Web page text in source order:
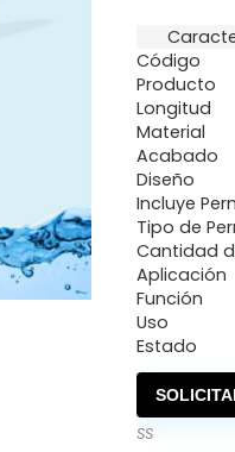
Código
Producto
Longitud
Material
Acabado
Diseño
Incluye
Tipo de
Cantidad
Aplicación
Función
Uso
Estado
SS